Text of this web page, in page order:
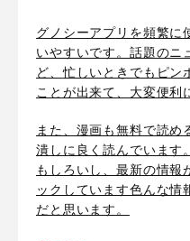
グノシーアプリを頻繁に
いやすいです。話題のニ
ど、忙しいときでもピン
ことが出来て、大変便利
また、漫画も無料で読め
潰しに良く読んでいます
もしろいし、最新の情報
ックしています色んな情
だと思います。